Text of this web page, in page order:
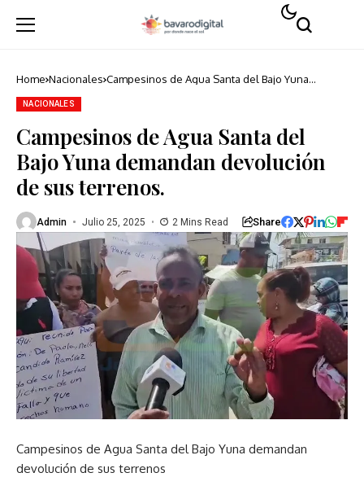
Home Nacionales Campesinos de Agua Santa del Bajo Yuna
NACIONALES
Campesinos de Agua Santa del
Bajo Yuna demandan devolución
de sus terrenos.
Admin Julio 25, 2025 2 Mins Read Share
Campesinos de Agua Santa del Bajo Yuna demandan
devolución de sus terrenos